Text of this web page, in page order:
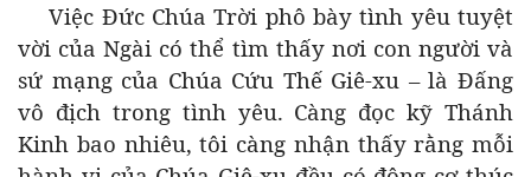
Việc Đức Chúa Trời phô bày tình yêu tuyệt
vời của Ngài có thể tìm thấy nơi con người và
sứ mạng của Chúa Cứu Thế Giê-xu – là Đấng
vô địch trong tình yêu. Càng đọc kỹ Thánh
Kinh bao nhiêu, tôi càng nhận thấy rằng mỗi